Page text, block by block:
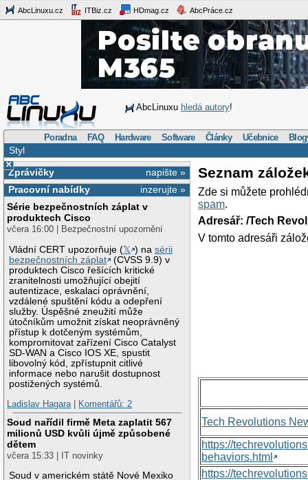
AbcLinuxu.cz ITBiz.cz HDmag.cz AbcPráce.cz
AbcLinuxu hledá autory!
Poradna FAQ Hardware Software Články Učebnice
Styl
×
napište »
Zprávičky
inzerujte »
Pracovní nabídky
Série bezpečnostních záplat v
produktech Cisco
včera 16:00 | Bezpečnostní upozornění
Vládní CERT upozorňuje (𝕏 ) nasérii
bezpečnostních záplat
(CVSS 9.9) v
produktech Cisco řešících kritické
zranitelnosti umožňující obejití
autentizace, eskalaci oprávnění,
vzdálené spuštění kódu a odepření
služby. Úspěšné zneužití může
útočníkům umožnit získat neoprávněný
přístup k dotčeným systémům,
kompromitovat zařízení Cisco Catalyst
SD-WAN a Cisco IOS XE, spustit
libovolný kód, zpřístupnit citlivé
informace nebo narušit dostupnost
postižených systémů.
Ladislav Hagara| Komentářů: 2
Soud nařídil firmě Meta zaplatit 567
milionů USD kvůli újmě způsobené
dětem
včera 15:33 | IT novinky
Soud v americkém státě Nové Mexiko
Seznam
Zde si můžete
spam.
Adresář: /Tech
V tomto adresáři
Tech Revolutions
https://
behaviors.html
https://